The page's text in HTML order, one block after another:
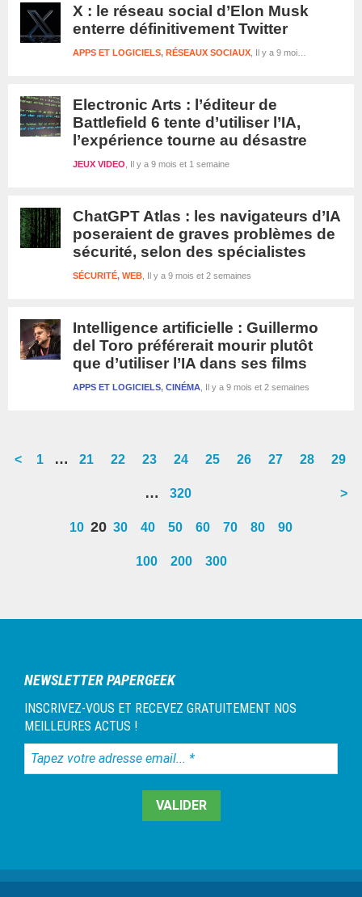
X : le réseau social d’Elon Musk
enterre définitivement Twitter
Il y a 9 mois et 1 semaine
APPS ET LOGICIELS, RÉSEAUX SOCIAUX
Electronic Arts : l’éditeur de
Battlefield 6 tente d’utiliser l’IA,
l’expérience tourne au désastre
Il y a 9 mois et 1 semaine
JEUX VIDEO
ChatGPT Atlas : les navigateurs d’IA
poseraient de graves problèmes de
sécurité, selon des spécialistes
Il y a 9 mois et 2 semaines
SÉCURITÉ, WEB
Intelligence artificielle : Guillermo
del Toro préférerait mourir plutôt
que d’utiliser l’IA dans ses films
Il y a 9 mois et 2 semaines
APPS ET LOGICIELS, CINÉMA
<
Go
1
Interim
…
Go
21
Go
22
Go
page
23
Go
page
24
Go
25
Go
26
Go
27
Go
28
Go
page
29
Interim
omitted
…
Go
page
320 >
10 20 30 40 50 60 70 80 90
100 200 300
latérale
NEWSLETTER PAPERGEEK
INSCRIVEZ-VOUS ET RECEVEZ GRATUITEMENT NOS
MEILLEURES ACTUS !
Tapez
votre